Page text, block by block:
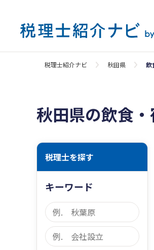
税理士紹介ナビ 秋田県 飲
秋田県の飲食
税理士を探す
キーワード